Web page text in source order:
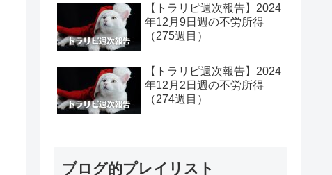
【トラリピ週次報告】2024
年12月9日週の不労所得
（275週目）
【トラリピ週次報告】2024
年12月2日週の不労所得
（274週目）
ブログ的プレイリスト